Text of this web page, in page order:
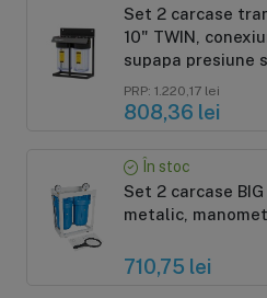
Set 2 carcase
10" TWIN,
supapa presiune
PRP: 1.220,17 lei
808,36 lei
În stoc
Set 2 carcase BIG
metalic,
710,75 lei